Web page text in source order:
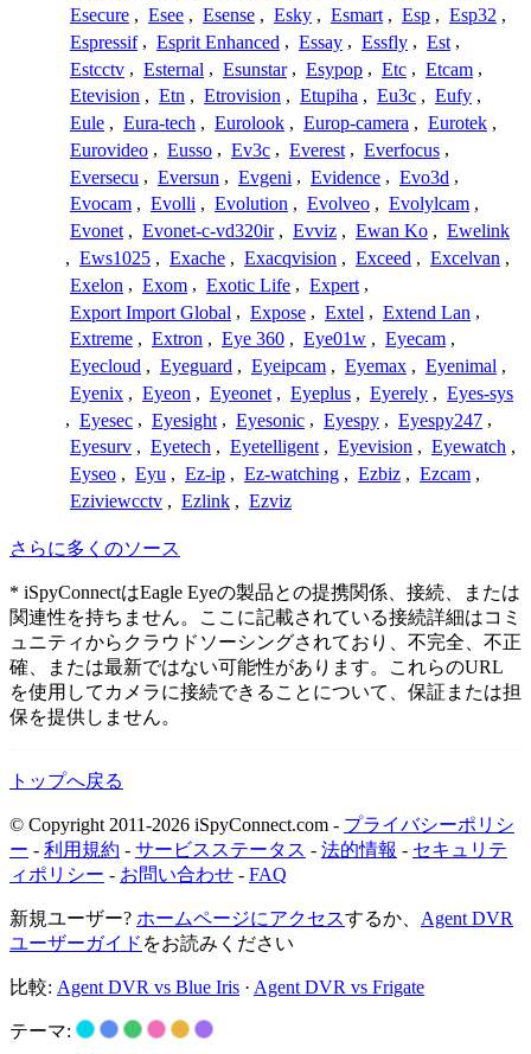
Esecure , Esee , Esense , Esky , Esmart , Esp , Esp32 ,
Espressif , Esprit Enhanced , Essay , Essfly , Est ,
Estcctv , Esternal , Esunstar , Esypop , Etc , Etcam ,
Etevision , Etn , Etrovision , Etupiha , Eu3c , Eufy ,
Eule , Eura-tech , Eurolook , Europ-camera , Eurotek ,
Eurovideo , Eusso , Ev3c , Everest , Everfocus ,
Eversecu , Eversun , Evgeni , Evidence , Evo3d ,
Evocam , Evolli , Evolution , Evolveo , Evolylcam ,
Evonet , Evonet-c-vd320ir , Evviz , Ewan Ko , Ewelink
, Ews1025 , Exache , Exacqvision , Exceed , Excelvan ,
Exelon , Exom , Exotic Life , Expert ,
Export Import Global , Expose , Extel , Extend Lan ,
Extreme , Extron , Eye 360 , Eye01w , Eyecam ,
Eyecloud , Eyeguard , Eyeipcam , Eyemax , Eyenimal ,
Eyenix , Eyeon , Eyeonet , Eyeplus , Eyerely , Eyes-sys
, Eyesec , Eyesight , Eyesonic , Eyespy , Eyespy247 ,
Eyesurv , Eyetech , Eyetelligent , Eyevision , Eyewatch ,
Eyseo , Eyu , Ez-ip , Ez-watching , Ezbiz , Ezcam ,
Eziviewcctv , Ezlink , Ezviz
さらに多くのソース
* iSpyConnectはEagle Eyeの製品との提携関係、接続、または
関連性を持ちません。ここに記載されている接続詳細はコミ
ュニティからクラウドソーシングされており、不完全、不正
確、または最新ではない可能性があります。これらのURL
を使用してカメラに接続できることについて、保証または担
保を提供しません。
トップへ戻る
© Copyright 2011-2026 iSpyConnect.com - プライバシーポリシ
ー - 利用規約 - サービスステータス - 法的情報 - セキュリテ
ィポリシー - お問い合わせ - FAQ
新規ユーザー? ホームページにアクセスするか、 Agent DVR
ユーザーガイド をお読みください
比較: Agent DVR vs Blue Iris · Agent DVR vs Frigate
テーマ: